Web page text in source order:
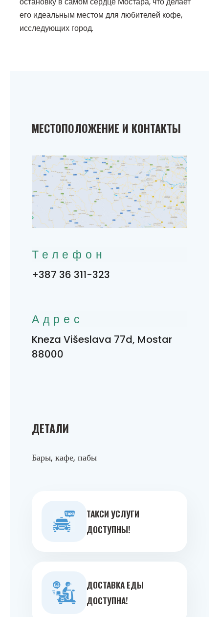
его идеальным местом для любителей кофе,
исследующих город.
ДЕТАЛИ
Бары, кафе, пабы
ТАКСИ УСЛУГИ
ДОСТУПНЫ!
ДОСТАВКА ЕДЫ
ДОСТУПНА!
МЕСТОПОЛОЖЕНИЕ И КОНТАКТЫ
Телефон
+387 36 311-323
Адрес
Kneza Višeslava 77d, Mostar
88000